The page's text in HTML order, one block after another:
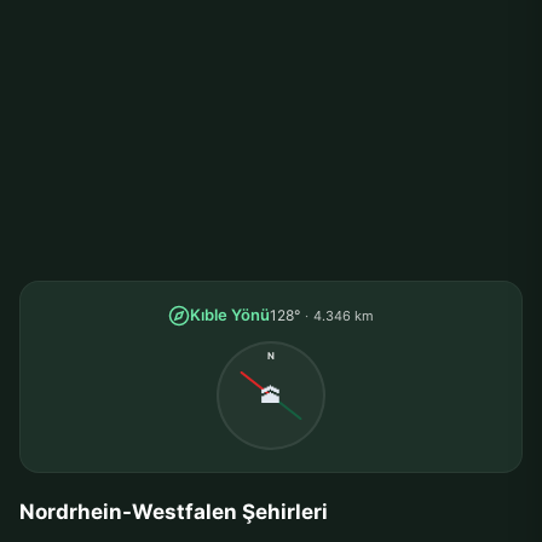
Kıble Yönü128° 4.346 km
N
🕋
Nordrhein-Westfalen Şehirleri